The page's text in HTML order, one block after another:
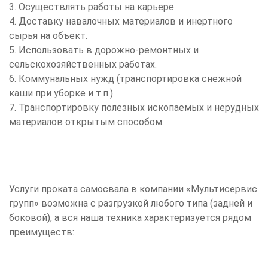
3. Осуществлять работы на карьере.
4. Доставку навалочных материалов и инертного
сырья на объект.
5. Использовать в дорожно-ремонтных и
сельскохозяйственных работах.
6. Коммунальных нужд (транспортировка снежной
каши при уборке и т.п.).
7. Транспортировку полезных ископаемых и нерудных
материалов открытым способом.
Услуги проката самосвала в компании «Мультисервис
групп» возможна с разгрузкой любого типа (задней и
боковой), а вся наша техника характеризуется рядом
преимуществ: